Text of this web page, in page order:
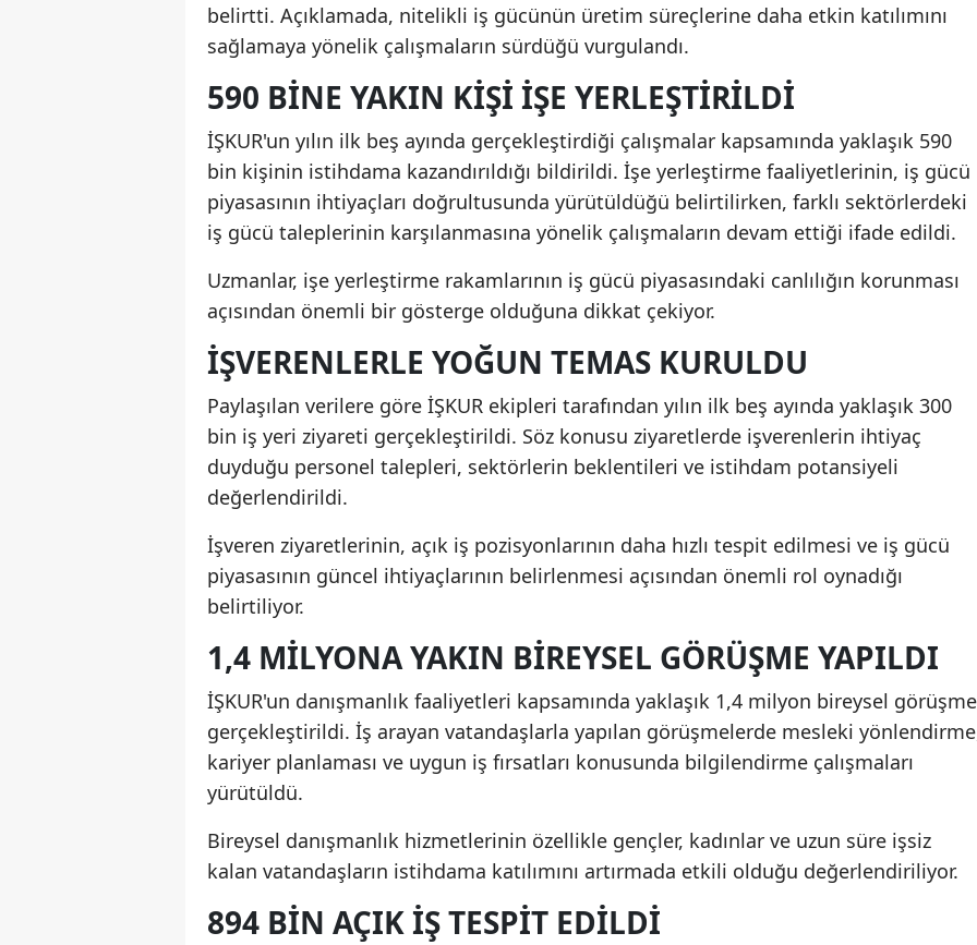
belirtti. Açıklamada, nitelikli iş gücünün üretim süreçlerine daha etkin katılımını
sağlamaya yönelik çalışmaların sürdüğü vurgulandı.
590 BINE YAKIN KIŞI IŞE YERLEŞTIRILDI
İŞKUR'un yılın ilk beş ayında gerçekleştirdiği çalışmalar kapsamında yaklaşık 590
bin kişinin istihdama kazandırıldığı bildirildi. İşe yerleştirme faaliyetlerinin, iş gücü
piyasasının ihtiyaçları doğrultusunda yürütüldüğü belirtilirken, farklı sektörlerdeki
iş gücü taleplerinin karşılanmasına yönelik çalışmaların devam ettiği ifade edildi.
Uzmanlar, işe yerleştirme rakamlarının iş gücü piyasasındaki canlılığın korunması
açısından önemli bir gösterge olduğuna dikkat çekiyor.
İŞVERENLERLE YOĞUN TEMAS KURULDU
Paylaşılan verilere göre İŞKUR ekipleri tarafından yılın ilk beş ayında yaklaşık 300
bin iş yeri ziyareti gerçekleştirildi. Söz konusu ziyaretlerde işverenlerin ihtiyaç
duyduğu personel talepleri, sektörlerin beklentileri ve istihdam potansiyeli
değerlendirildi.
İşveren ziyaretlerinin, açık iş pozisyonlarının daha hızlı tespit edilmesi ve iş gücü
piyasasının güncel ihtiyaçlarının belirlenmesi açısından önemli rol oynadığı
belirtiliyor.
1,4 MILYONA YAKIN BIREYSEL GÖRÜŞME YAPILDI
İŞKUR'un danışmanlık faaliyetleri kapsamında yaklaşık 1,4 milyon bireysel görüşme
gerçekleştirildi. İş arayan vatandaşlarla yapılan görüşmelerde mesleki
kariyer planlaması ve uygun iş fırsatları konusunda bilgilendirme çalışmaları
yürütüldü.
Bireysel danışmanlık hizmetlerinin özellikle gençler, kadınlar ve uzun süre işsiz
kalan vatandaşların istihdama katılımını artırmada etkili olduğu değerlendiriliyor.
894 BIN AÇIK IŞ TESPIT EDILDI